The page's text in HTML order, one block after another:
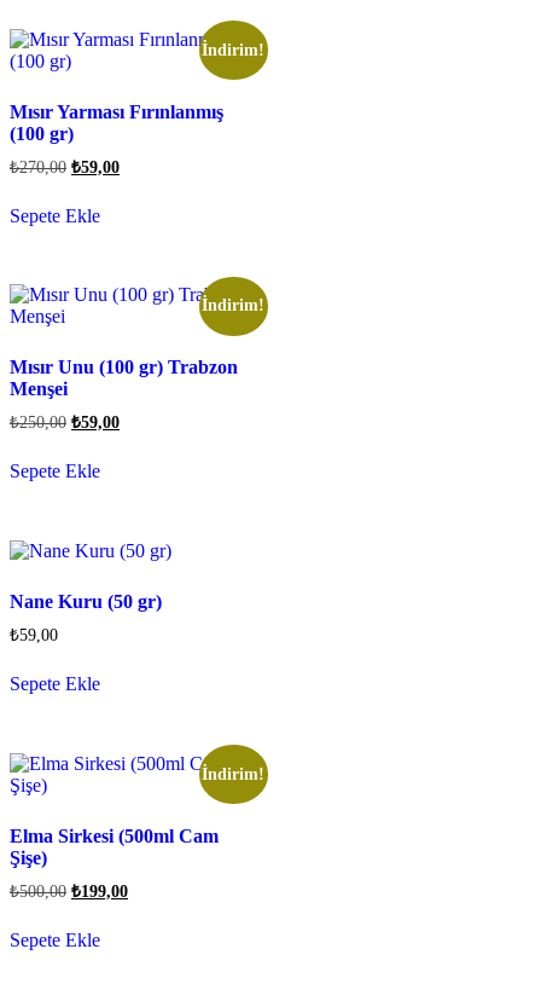
İndirim!
Mısır Yarması Fırınlanmış
(100 gr)
₺270,00 ₺59,00
Sepete Ekle
İndirim!
Mısır Unu (100 gr) Trabzon
Menşei
₺250,00 ₺59,00
Sepete Ekle
Nane Kuru (50 gr)
₺59,00
Sepete Ekle
İndirim!
Elma Sirkesi (500ml Cam
Şişe)
₺500,00 ₺199,00
Sepete Ekle